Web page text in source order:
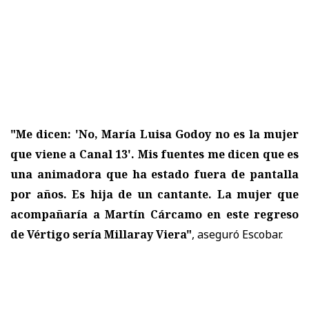
"Me dicen: 'No, María Luisa Godoy no es la mujer
que viene a Canal 13'. Mis fuentes me dicen que es
una animadora que ha estado fuera de pantalla
por años. Es hija de un cantante. La mujer que
acompañaría a Martín Cárcamo en este regreso
de Vértigo sería Millaray Viera", aseguró Escobar.